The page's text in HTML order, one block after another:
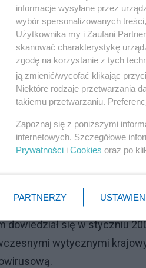
dowiedział się w styczniu
wytycznymi
informacje wysyłane przez
wybór spersonalizowanych
Użytkownika my i Zaufani
skanować charakterystykę
zgodę na korzystanie z tych
ją zmienić/wycofać klikając
Niektóre rodzaje przetwarzania
takiemu przetwarzaniu.
Zapoznaj się z poniższymi
internetowych. Szczegółowe
Prywatności i Cookies oraz po
PARTNERZY